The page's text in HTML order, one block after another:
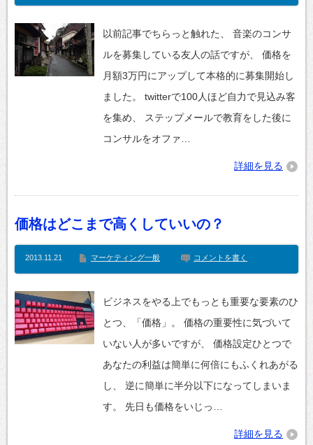
以前記事でちらっと触れた、 音楽のコンサ
ルを募集している友人の話ですが、 価格を
月額3万円にアップして本格的に募集開始し
ました。 twitterで100人ほど自力で見込み客
を集め、 ステップメールで教育をした後に
コンサルをオファ…
詳細を見る
価格はどこまで高くしていいの？
2013.11.21 マーケティング一般 コメントを書く
ビジネスをやる上でもっとも重要な要素のひ
とつ、「価格」。 価格の重要性に気づいて
いない人が多いですが、 価格設定ひとつで
あなたの利益は簡単に何倍にもふくれあがる
し、 逆に簡単に半分以下になってしまいま
す。 先日も価格をいじっ…
詳細を見る